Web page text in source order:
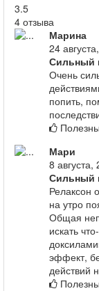
3.5
4 отзыва
Марина
24
Сильный
Очень
попить,
Мари
8 августа,
Сильный
Релаксон
на утро
Общая
искать
эффект,
действий